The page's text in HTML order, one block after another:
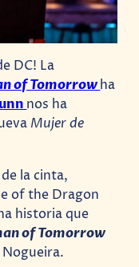
DC! La
of Tomorrowha
nos ha
Mujer de
la cinta,
of the Dragon
historia que
of Tomorrow
Nogueira.